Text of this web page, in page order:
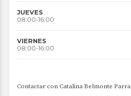
JUEVES
08:00-16:00
VIERNES
08:00-16:00
Contactar con Catalina Belmonte Parra